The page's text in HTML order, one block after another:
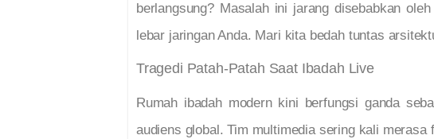
berlangsung? Masalah ini jarang disebabkan
lebar jaringan Anda. Mari kita bedah tuntas
Tragedi Patah-Patah Saat Ibadah Live
Rumah ibadah modern kini berfungsi ganda
audiens global. Tim multimedia sering kali